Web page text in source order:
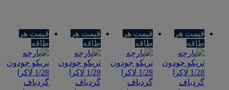
قیمت هر
طاقه
قیمت هر
طاقه
قیمت هر
طاقه
قیمت هر
طاقه